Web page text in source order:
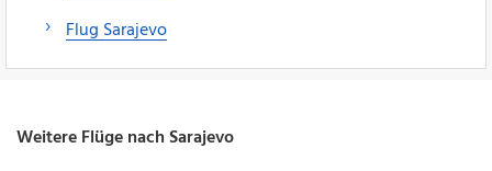
Flug Sarajevo
Weitere Flüge nach Sarajevo